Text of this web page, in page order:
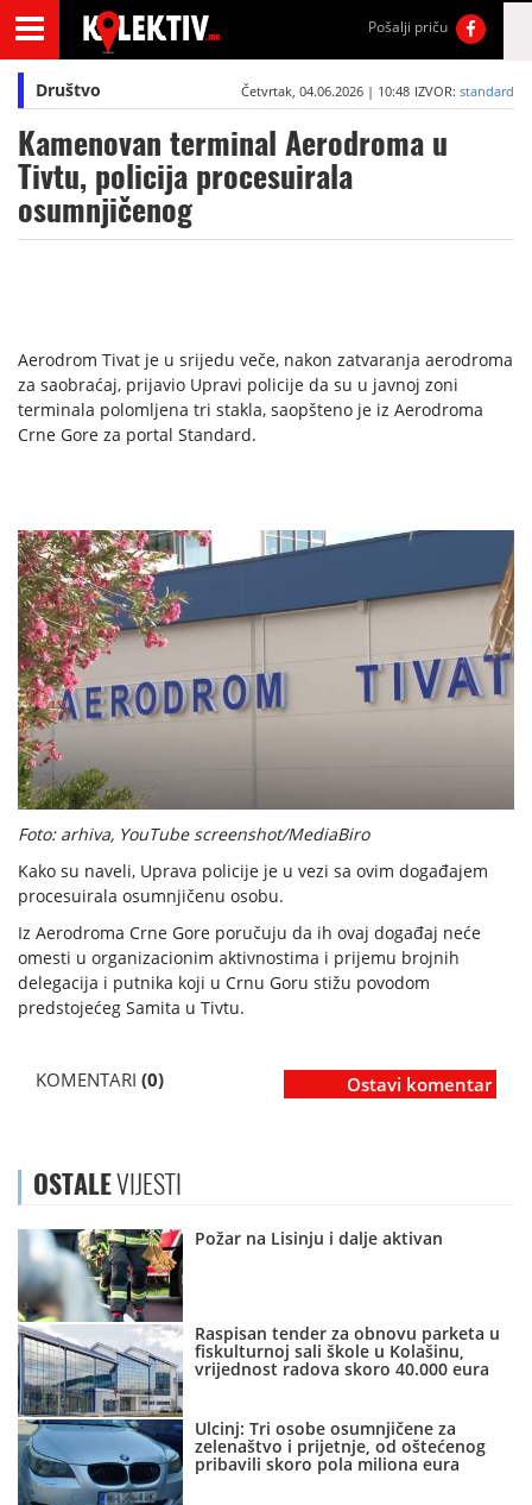
Pošalji priču
Društvo Četvrtak, 04.06.2026 | 10:48 IZVOR: standard
Kamenovan terminal Aerodroma u
Tivtu, policija procesuirala
osumnjičenog
Aerodrom Tivat je u srijedu veče, nakon zatvaranja aerodroma
za saobraćaj, prijavio Upravi policije da su u javnoj zoni
terminala polomljena tri stakla, saopšteno je iz Aerodroma
Crne Gore za portal Standard.
Foto: arhiva, YouTube screenshot/MediaBiro
Kako su naveli, Uprava policije je u vezi sa ovim događajem
procesuirala osumnjičenu osobu.
Iz Aerodroma Crne Gore poručuju da ih ovaj događaj neće
omesti u organizacionim aktivnostima i prijemu brojnih
delegacija i putnika koji u Crnu Goru stižu povodom
predstojećeg Samita u Tivtu.
KOMENTARI (0) Ostavi komentar
OSTALEVIJESTI
Požar na Lisinju i dalje aktivan
Raspisan tender za obnovu parketa u
fiskulturnoj sali škole u Kolašinu,
vrijednost radova skoro 40.000 eura
Ulcinj: Tri osobe osumnjičene za
zelenaštvo i prijetnje, od oštećenog
pribavili skoro pola miliona eura